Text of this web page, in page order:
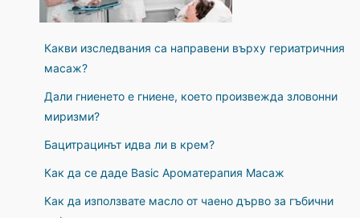
Какви изследвания са направени върху гериатричния
масаж?
Дали гниенето е гниене, което произвежда зловонни
миризми?
Бацитрацинът идва ли в крем?
Как да се даде Basic Ароматерапия Масаж
Как да използвате масло от чаено дърво за гъбични